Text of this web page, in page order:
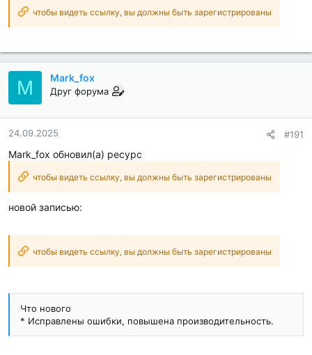
чтобы видеть ссылку, вы должны быть зарегистрированы
M Mark_fox
Друг форума
24.09.2025 #191
Mark_fox обновил(а) ресурс
чтобы видеть ссылку, вы должны быть зарегистрированы
новой записью:
чтобы видеть ссылку, вы должны быть зарегистрированы
Что нового
* Исправлены ошибки, повышена производительность.